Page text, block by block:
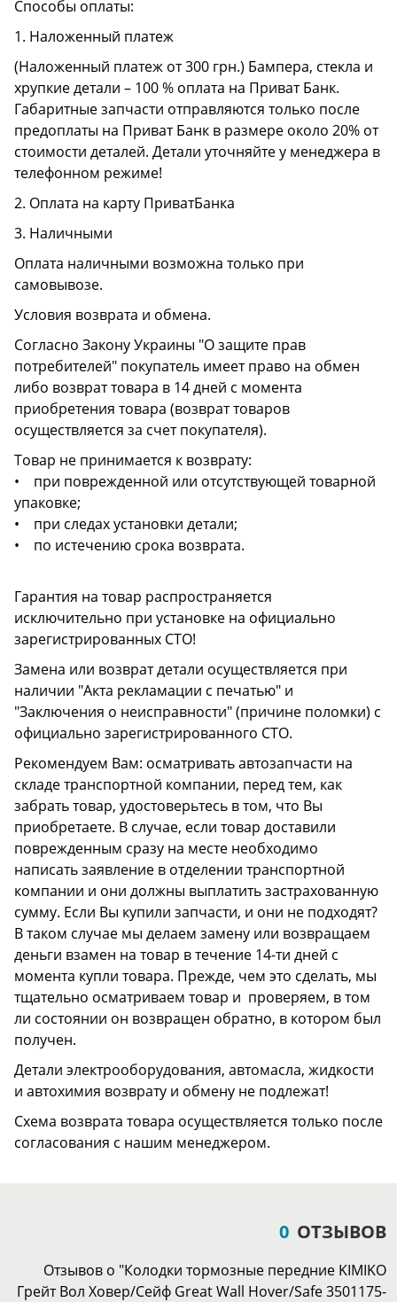
Способы оплаты:
1. Наложенный платеж
(Наложенный платеж от 300 грн.) Бампера, стекла и
хрупкие детали – 100 % оплата на Приват Банк.
Габаритные запчасти отправляются только после
предоплаты на Приват Банк в размере около 20% от
стоимости деталей. Детали уточняйте у менеджера в
телефонном режиме!
2. Оплата на карту ПриватБанка
3. Наличными
Оплата наличными возможна только при
самовывозе.
Условия возврата и обмена.
Согласно Закону Украины "О защите прав
потребителей" покупатель имеет право на обмен
либо возврат товара в 14 дней с момента
приобретения товара (возврат товаров
осуществляется за счет покупателя).
Товар не принимается к возврату:
• при поврежденной или отсутствующей товарной
упаковке;
• при следах установки детали;
• по истечению срока возврата.
Гарантия на товар распространяется
исключительно при установке на официально
зарегистрированных СТО!
Замена или возврат детали осуществляется при
наличии "Акта рекламации с печатью" и
"Заключения о неисправности" (причине поломки) с
официально зарегистрированного СТО.
Рекомендуем Вам: осматривать автозапчасти на
складе транспортной компании, перед тем, как
забрать товар, удостоверьтесь в том, что Вы
приобретаете. В случае, если товар доставили
поврежденным сразу на месте необходимо
написать заявление в отделении транспортной
компании и они должны выплатить застрахованную
сумму. Если Вы купили запчасти, и они не подходят?
В таком случае мы делаем замену или возвращаем
деньги взамен на товар в течение 14-ти дней с
момента купли товара. Прежде, чем это сделать, мы
тщательно осматриваем товар и проверяем, в том
ли состоянии он возвращен обратно, в котором был
получен.
Детали электрооборудования, автомасла, жидкости
и автохимия возврату и обмену не подлежат!
Схема возврата товара осуществляется только после
согласования с нашим менеджером.
0 ОТЗЫВОВ
Отзывов о "Колодки тормозные передние KIMIKO
Грейт Вол Ховер/Сейф Great Wall Hover/Safe 3501175-